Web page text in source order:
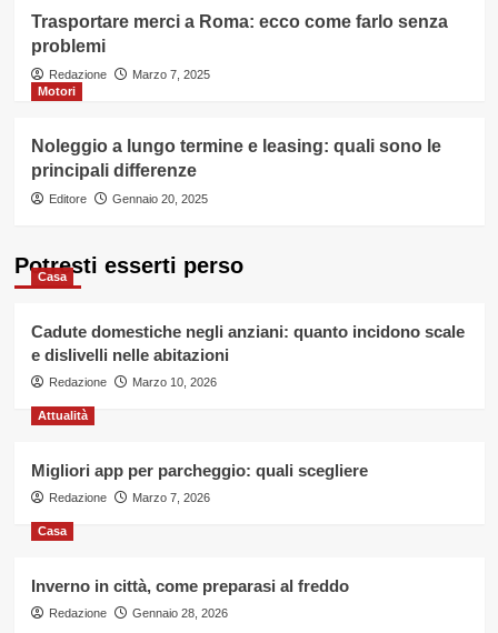
Trasportare merci a Roma: ecco come farlo senza
problemi
Redazione
Marzo 7, 2025
Motori
Noleggio a lungo termine e leasing: quali sono le
principali differenze
Editore Gennaio 20, 2025
Potresti esserti perso
Casa
Cadute domestiche negli anziani: quanto incidono scale
e dislivelli nelle abitazioni
Redazione Marzo 10, 2026
Attualità
Migliori app per parcheggio: quali scegliere
Redazione Marzo 7, 2026
Casa
Inverno in città, come preparasi al freddo
Redazione Gennaio 28, 2026